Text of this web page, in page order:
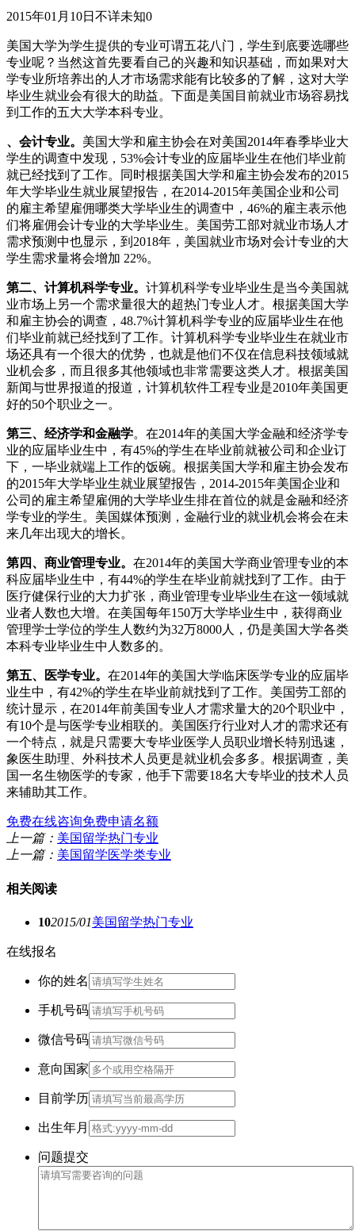
2015年01月10日 不详未知0
美国大学为学生提供的专业可谓五花八门，学生到底要选哪些
专业呢？当然这首先要看自己的兴趣和知识基础，而如果对大
学专业所培养出的人才市场需求能有比较多的了解，这对大学
毕业生就业会有很大的助益。下面是美国目前就业市场容易找
到工作的五大大学本科专业。
、会计专业。 美国大学和雇主协会在对美国2014年春季毕业大
学生的调查中发现，53%会计专业的应届毕业生在他们毕业前
就已经找到了工作。同时根据美国大学和雇主协会发布的2015
年大学毕业生就业展望报告，在2014-2015年美国企业和公司
的雇主希望雇佣哪类大学毕业生的调查中，46%的雇主表示他
们将雇佣会计专业的大学毕业生。美国劳工部对就业市场人才
需求预测中也显示，到2018年，美国就业市场对会计专业的大
学生需求量将会增加 22%。
第二、计算机科学专业。 计算机科学专业毕业生是当今美国就
业市场上另一个需求量很大的超热门专业人才。根据美国大学
和雇主协会的调查，48.7%计算机科学专业的应届毕业生在他
们毕业前就已经找到了工作。计算机科学专业毕业生在就业市
场还具有一个很大的优势，也就是他们不仅在信息科技领域就
业机会多，而且很多其他领域也非常需要这类人才。根据美国
新闻与世界报道的报道，计算机软件工程专业是2010年美国更
好的50个职业之一。
第三、经济学和金融学。在2014年的美国大学金融和经济学专
业的应届毕业生中，有45%的学生在毕业前就被公司和企业订
下，一毕业就端上工作的饭碗。根据美国大学和雇主协会发布
的2015年大学毕业生就业展望报告，2014-2015年美国企业和
公司的雇主希望雇佣的大学毕业生排在首位的就是金融和经济
学专业的学生。美国媒体预测，金融行业的就业机会将会在未
来几年出现大的增长。
第四、商业管理专业。 在2014年的美国大学商业管理专业的本
科应届毕业生中，有44%的学生在毕业前就找到了工作。由于
医疗健保行业的大力扩张，商业管理专业毕业生在这一领域就
业者人数也大增。在美国每年150万大学毕业生中，获得商业
管理学士学位的学生人数约为32万8000人，仍是美国大学各类
本科专业毕业生中人数多的。
第五、医学专业。 在2014年的美国大学临床医学专业的应届毕
业生中，有42%的学生在毕业前就找到了工作。美国劳工部的
统计显示，在2014年前美国专业人才需求量大的20个职业中，
有10个是与医学专业相联的。美国医疗行业对人才的需求还有
一个特点，就是只需要大专毕业医学人员职业增长特别迅速，
象医生助理、外科技术人员更是就业机会多多。根据调查，美
国一名生物医学的专家，他手下需要18名大专毕业的技术人员
来辅助其工作。
免费在线咨询免费申请名额
上一篇： 美国留学热门专业
上一篇： 美国留学医学类专业
相关阅读
102015/01美国留学热门专业
在线报名
你的姓名
手机号码
微信号码
意向国家
目前学历
出生年月
问题提交